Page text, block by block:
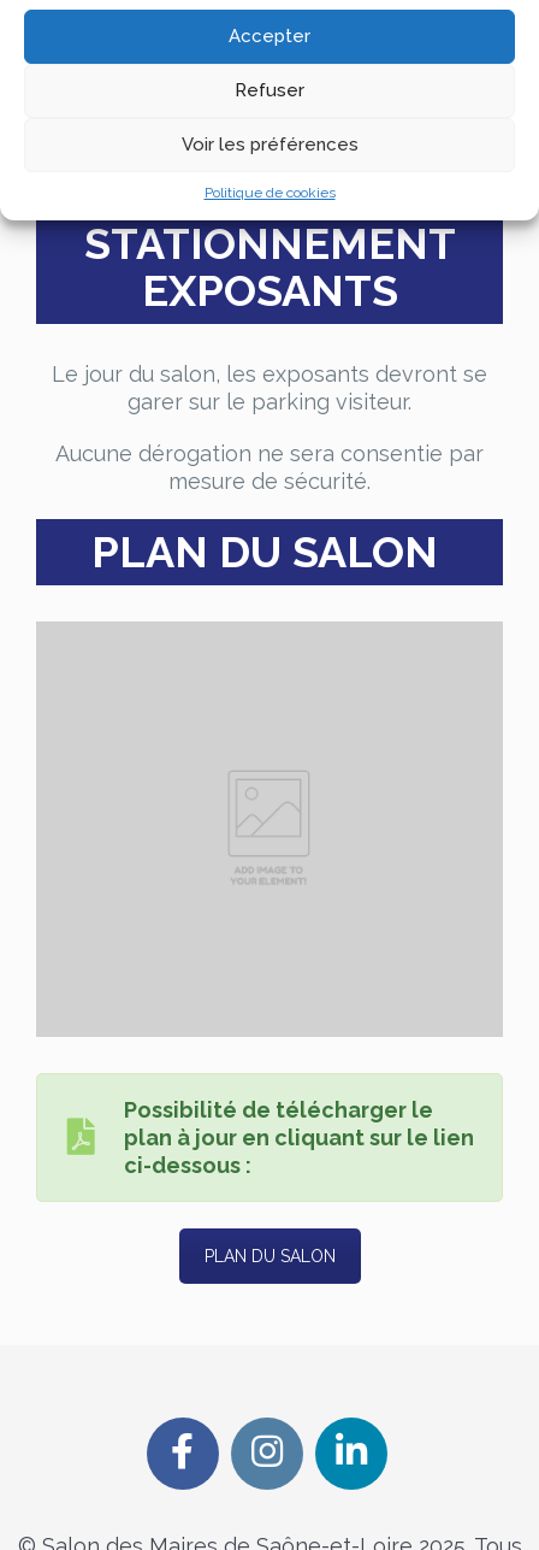
Accepter
Refuser
Voir les préférences
Politique de cookies
Vous munir de votre badge et le
présenter à l’agent de sécurité
STATIONNEMENT
EXPOSANTS
Le jour du salon, les exposants devront se
garer sur le parking visiteur.
Aucune dérogation ne sera consentie par
mesure de sécurité.
PLAN DU SALON
Possibilité de télécharger le
plan à jour en cliquant sur le lien
ci-dessous :
PLAN DU SALON